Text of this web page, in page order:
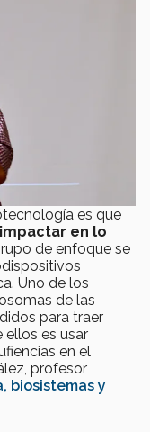
es que
en lo
de enfoque se
Uno de los
de las
para traer
ellos es usar
en el
profesor
biosistemas y